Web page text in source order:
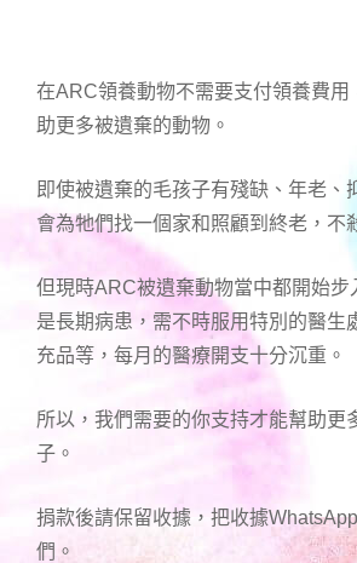
在ARC領養動物不需要支付領養費用
助更多被遺棄的動物。
即使被遺棄的毛孩子有殘缺、年老、
會為牠們找一個家和照顧到終老，不
但現時ARC被遺棄動物當中都開始步
是長期病患，需不時服用特別的醫生
充品等，每月的醫療開支十分沉重。
所以，我們需要的你支持才能幫助更
子。
捐款後請保留收據，把收據
們。